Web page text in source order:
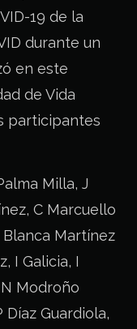
19 de la
durante un
en este
de Vida
participantes
Milla, J
C Marcuello
Martínez
I Galicia, I
Modroño
Díaz Guardiola,